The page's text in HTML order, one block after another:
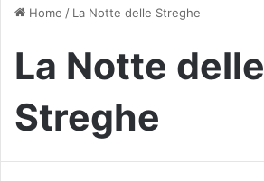
Home / La Notte delle Streghe
La Notte delle
Streghe